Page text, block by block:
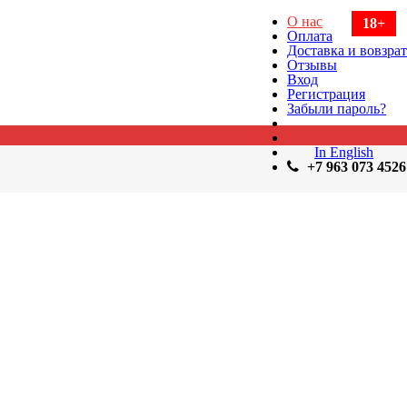
О нас
Оплата
Доставка и вовзрат
Отзывы
Вход
Регистрация
Забыли пароль?
In English
+7 963 073 4526
18+